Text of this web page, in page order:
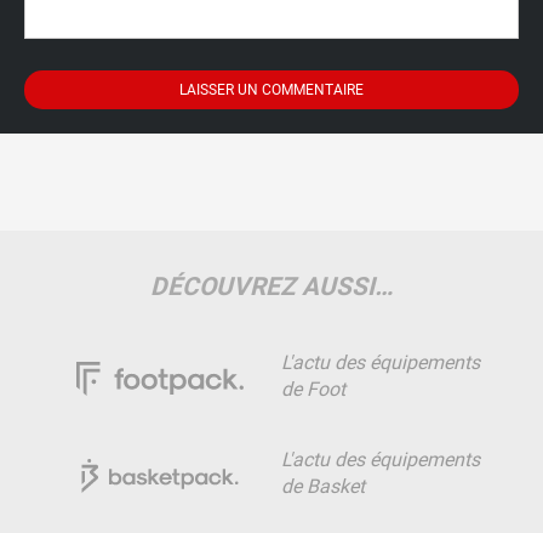
DÉCOUVREZ AUSSI…
L'actu des équipements
de Foot
L'actu des équipements
de Basket